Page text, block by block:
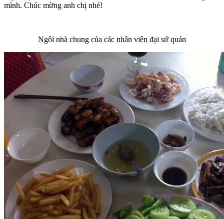
mình. Chúc mừng anh chị nhé!
Ngôi nhà chung của các nhân viên đại sứ quán